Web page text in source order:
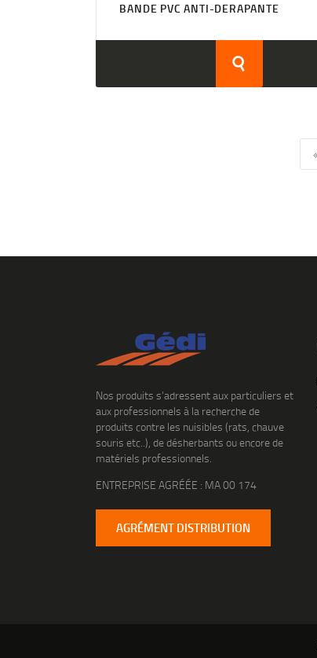
BANDE PVC ANTI-DERAPANTE
Nos produits s’adressent aux particuliers et
aux professionnels à la recherche de
produits contre les nuisibles (rats, chauve
souris etc..), de désherbants ou encore de
matériels professionnels.
ENTREPRISE AGRÉÉE : MA 00 174
AGRÉMENT DISTRIBUTION